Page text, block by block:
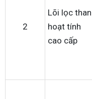
2
Lõi lọc than
hoạt tính
cao cấp